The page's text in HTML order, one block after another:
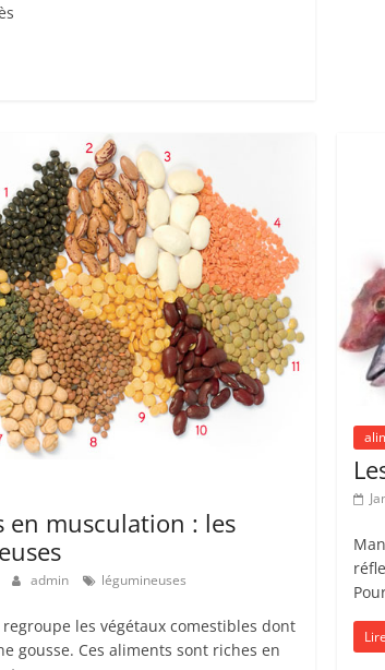
en musculation : les
admin légumineuses
les végétaux comestibles dont
gousse. Ces aliments sont riches en